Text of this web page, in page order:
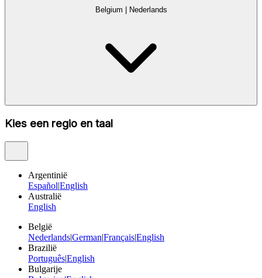
Belgium Nederlands
Kies een regio en taal
Argentinië
Español|English
Australië
English
België
Nederlands|German|Français|English
Brazilië
Português|English
Bulgarije